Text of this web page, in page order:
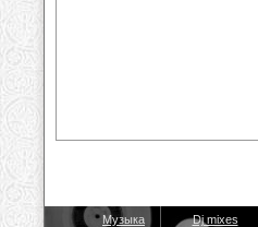
Музыка Dj mixes